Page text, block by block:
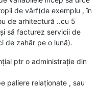
de vârf(de exemplu , în
de arhitectură ..cu 5
să facturez servicii de
de zahăr pe o lună).
ptr o administrație din
paliere relaționate , sau